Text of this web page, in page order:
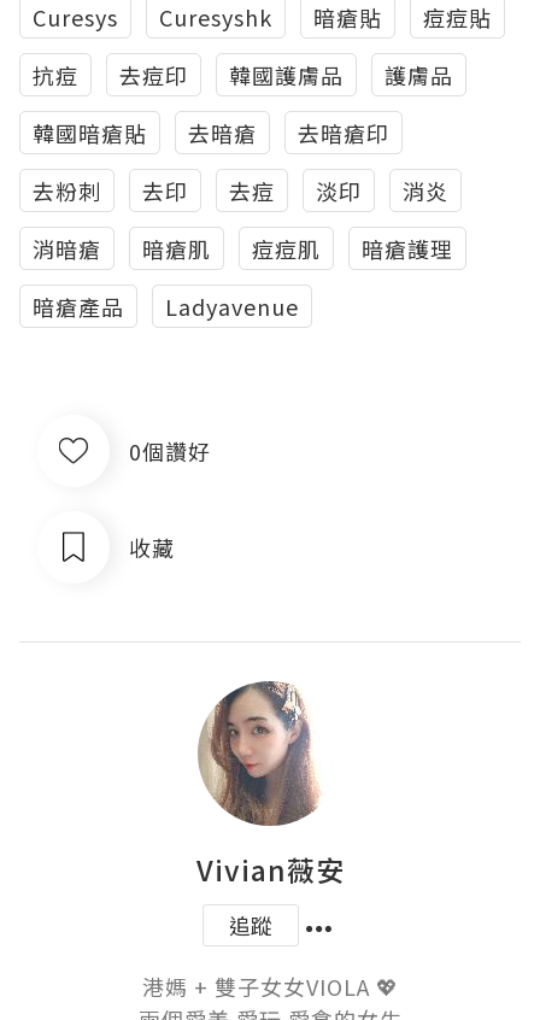
Curesys Curesyshk 暗瘡貼
痘痘貼
抗痘
去痘印 韓國護膚品
護膚品
韓國暗瘡貼
去暗瘡
去暗瘡印
去粉刺
去印 去痘 淡印
消炎
消暗瘡
暗瘡肌 痘痘肌
暗瘡護理
暗瘡產品
Ladyavenue
0個讚好
收藏
Vivian薇安
追蹤
港媽 + 雙子女女VIOLA 💖